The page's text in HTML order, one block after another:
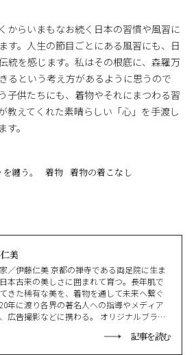
からいまもなお続く日本の習慣や風習に
す。人生の節目ごとにある風習にも、日
統を感じます。私はその根底に、森羅万
るという考え方があるように思うので
子供たちにも、着物やそれにまつわる習
教えてくれた素晴らしい「心」を手渡し
。
纏う。 着物 着物の着こなし
美
／伊藤仁美 京都の禅寺である両足院に生ま
本古来の美しさに囲まれて育つ。長年肌で
きた稀有な美を、着物を通して未来へ繋ぐ
年に渡り各界の著名人への指導やメディア
広告撮影などに携わる。 オリジナルブラン
では、感性をひらく唯一無二の着付けの世界
記事を読む